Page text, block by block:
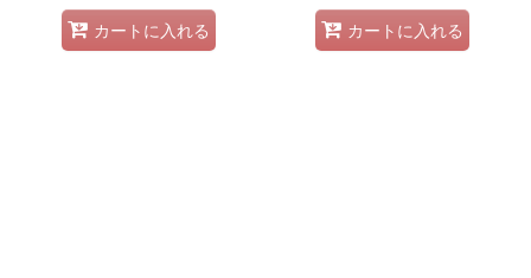
カートに入れる カートに入れる